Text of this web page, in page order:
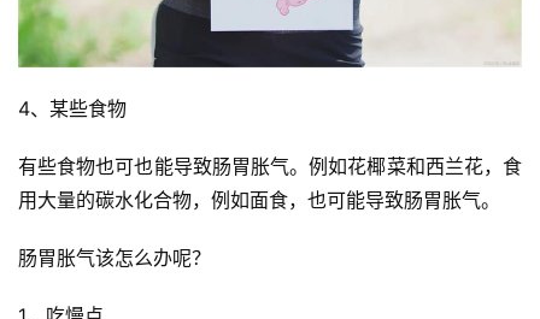
4、某些食物
有些食物也可也能导致肠胃胀气。例如花椰菜和西兰花，食
用大量的碳水化合物，例如面食，也可能导致肠胃胀气。
肠胃胀气该怎么办呢？